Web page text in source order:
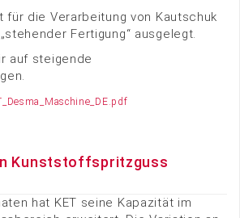
für die Verarbeitung von Kautschuk
Fertigung“ ausgelegt.
auf steigende
Kunststoffspritzguss
hat KET seine Kapazität im